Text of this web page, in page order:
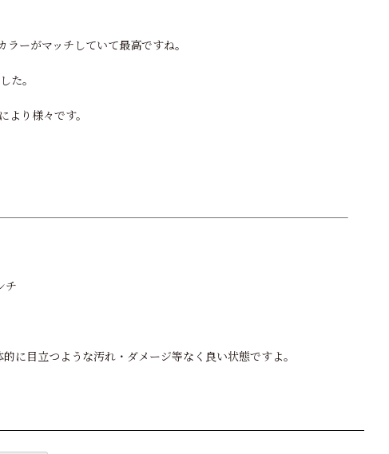
ーがマッチしていて最高ですね。
た。
り様々です。
チ
目立つような汚れ・ダメージ等なく良い状態ですよ。